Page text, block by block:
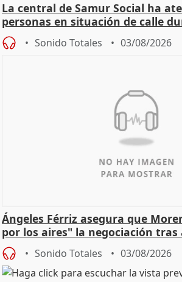
La central de Samur Social ha
personas en situación de calle
de Calor
Sonido Totales 03/08/2026
Ángeles Férriz asegura que
por los aires" la negociación tras
SMA
Sonido Totales 03/08/2026